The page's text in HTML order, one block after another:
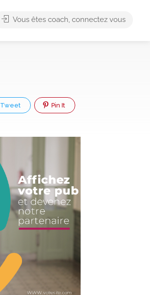
Vous êtes coach, connectez vous
Tweet Pin It